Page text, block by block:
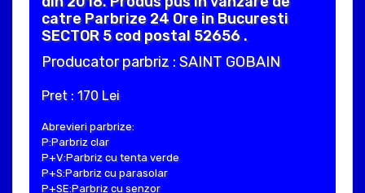
catre Parbrize 24 Ore in Bucuresti
SECTOR 5 cod postal 52656 .
Producator parbriz : SAINT GOBAIN
Pret : 170 Lei
Abrevieri parbrize:
P:Parbriz clar
P+V:Parbriz cu tenta verde
P+S:Parbriz cu parasolar
P+SE:Parbriz cu senzor